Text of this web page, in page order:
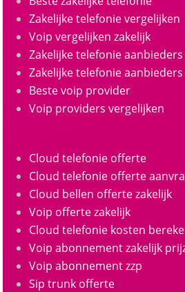
Zakelijke telefonie vergelijken
Voip vergelijken zakelijk
Zakelijke telefonie aanbieders
Zakelijke telefonie
Beste voip provider
Voip providers vergelijken
Cloud telefonie offerte
Cloud telefonie offerte
Cloud bellen offerte zakelijk
Voip offerte zakelijk
Cloud telefonie kosten
Voip abonnement zakelijk
Voip abonnement zzp
Sip trunk offerte